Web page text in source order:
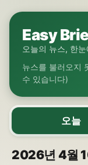
Easy
오늘의 뉴스, 한눈
뉴스를 불러오지
수 있습니다)
오늘
2026년 4월